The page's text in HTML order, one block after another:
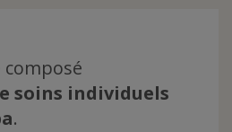
soins individuels
.